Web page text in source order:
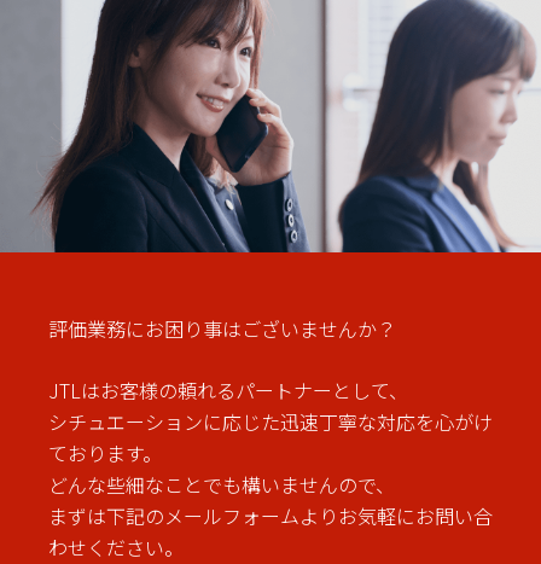
評価業務にお困り事はございませんか？
JTLはお客様の頼れるパートナーとして、
シチュエーションに応じた迅速丁寧な対応を心がけ
ております。
どんな些細なことでも構いませんので、
まずは下記のメールフォームよりお気軽にお問い合
わせください。